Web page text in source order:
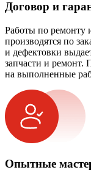
Договор и
Работы по ремонту
производятся по
и дефектовки
запчасти и ремонт.
на выполненные
Опытные